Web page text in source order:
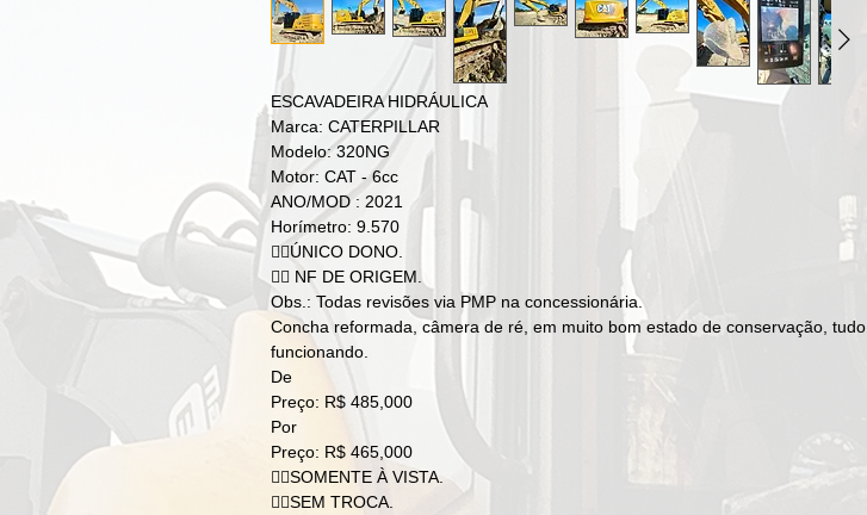
ESCAVADEIRA HIDRÁULICA
Marca: CATERPILLAR
Modelo: 320NG
Motor: CAT - 6cc
ANO/MOD : 2021
Horímetro: 9.570
👉🏻ÚNICO DONO.
👉🏻 NF DE ORIGEM.
Obs.: Todas revisões via PMP na concessionária.
Concha reformada, câmera de ré, em muito bom estado de conservação, tudo
funcionando.
De
Preço: R$ 485,000
Por
Preço: R$ 465,000
👉🏻SOMENTE À VISTA.
👉🏻SEM TROCA.